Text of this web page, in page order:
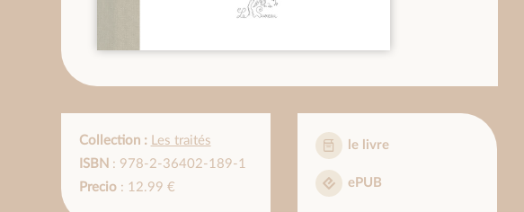
Collection : Les traités
ISBN : 978-2-36402-189-1
Precio: 12.99 €
le livre
ePUB